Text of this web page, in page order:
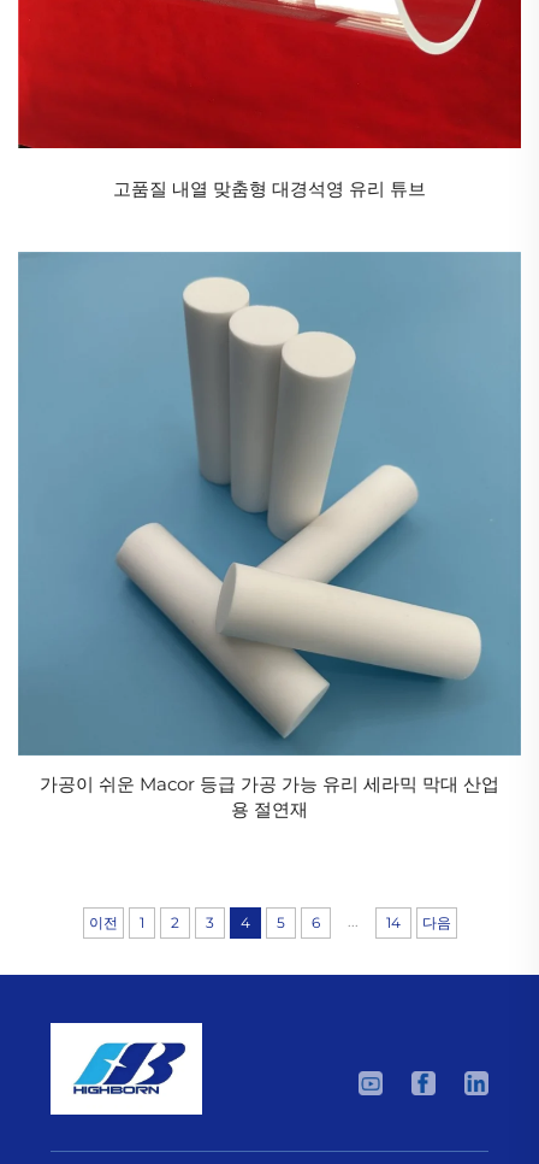
고품질 내열 맞춤형 대경석영 유리 튜브
가공이 쉬운 Macor 등급 가공 가능 유리 세라믹 막대 산업
용 절연재
이전 1 2 3 4 5 6 14 다음